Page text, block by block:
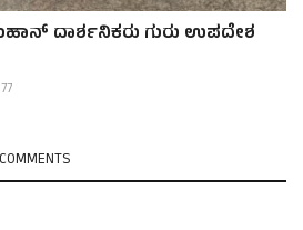
ದಾರ್ಶನಿಕರು ಗುರು ಉಪದೇಶ